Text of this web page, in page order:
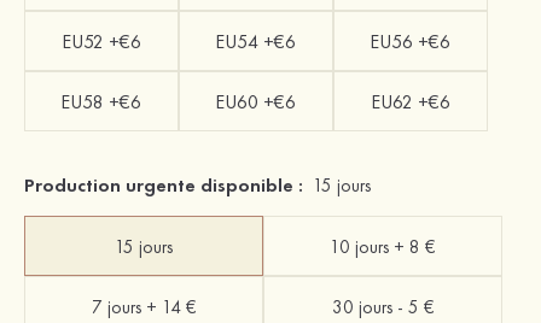
EU52 +€6 EU54 +€6 EU56 +€6
EU58 +€6 EU60 +€6 EU62 +€6
Production urgente disponible : 15 jours
15 jours 10 jours + 8 €
7 jours + 14 € 30 jours - 5 €